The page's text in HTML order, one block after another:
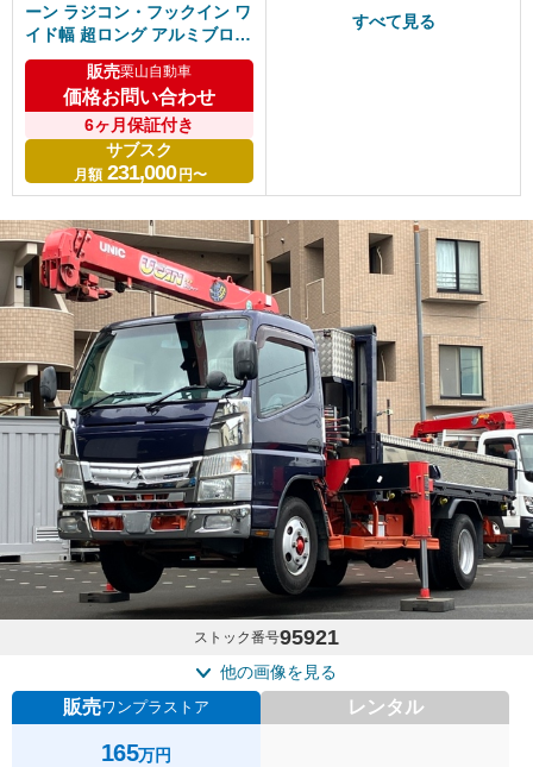
ーン ラジコン・フックイン ワ
イド幅 超ロング アルミブロッ
ク 5方開2段80アオリ 5速マニ
ュアル ふそうキャンター R9
年3月まで車検付き
販売栗山自動車
価格お問い合わせ
6ヶ月保証付き
サブスク
月額 231,000円〜
すべて見る
ストック番号95921
他の画像を見る
販売ワンプラストア
165万円
レンタル